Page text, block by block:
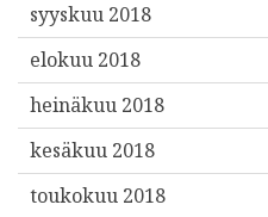
syyskuu 2018
elokuu 2018
heinäkuu 2018
kesäkuu 2018
toukokuu 2018